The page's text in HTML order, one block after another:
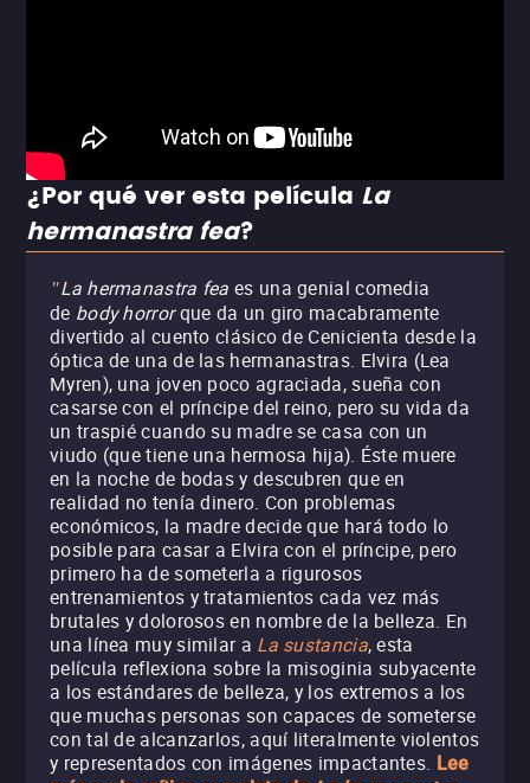
¿Por qué ver esta película La
hermanastra fea?
"La hermanastra fea es una genial comedia
de body horrorque da un giro macabramente
divertido al cuento clásico de Cenicienta desde la
óptica de una de las hermanastras. Elvira (Lea
Myren), una joven poco agraciada, sueña con
casarse con el príncipe del reino, pero su vida da
un traspié cuando su madre se casa con un
viudo (que tiene una hermosa hija). Éste muere
en la noche de bodas y descubren que en
realidad no tenía dinero. Con problemas
económicos, la madre decide que hará todo lo
posible para casar a Elvira con el príncipe, pero
primero ha de someterla a rigurosos
entrenamientos y tratamientos cada vez más
brutales y dolorosos en nombre de la belleza. En
una línea muy similar a La sustancia, esta
película reflexiona sobre la misoginia subyacente
a los estándares de belleza, y los extremos a los
que muchas personas son capaces de someterse
con tal de alcanzarlos, aquí literalmente violentos
y representados con imágenes impactantes. Lee